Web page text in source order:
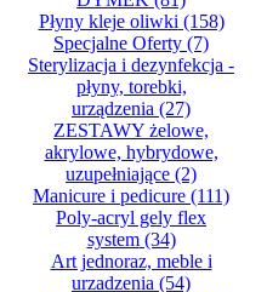
Płyny kleje oliwki (158)
Specjalne Oferty (7)
Sterylizacja i dezynfekcja -
płyny, torebki,
urządzenia (27)
ZESTAWY żelowe,
akrylowe, hybrydowe,
uzupełniające (2)
Manicure i pedicure (111)
Poly-acryl gely flex
system(34)
Art jednoraz, meble i
urzadzenia (54)